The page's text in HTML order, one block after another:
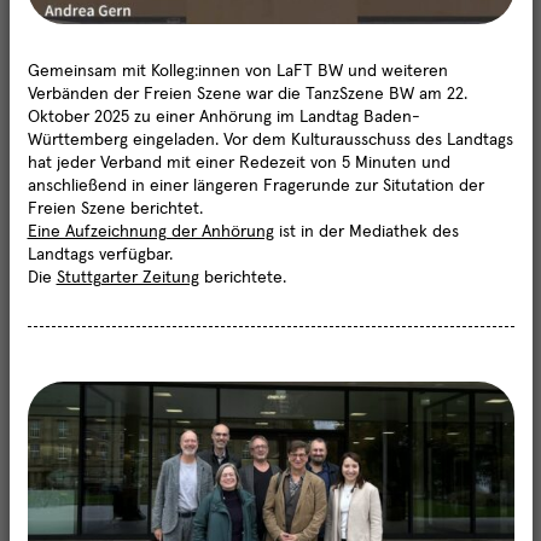
Satzung
Aktivitäten
Projekte
Tanz in der Fläche
Choreografische Residenzen K3 Hamburg - Bewerbungsfrist
08.06.2026
Gastspielförderung Deutschland-Frankreich, bewerben bis
30.6.2026
08.06.2026
Open Call: Inter-Actions, Heidelberg - Call for professional dancers
(Frist 21.6.26)
15.04.2026
Welttanztag 29. April 2026 - Aufruf des DTD für Beiträge
Open Call Palatina Residenz, Frist 1. Mai 2026
10.02.2026
Chance Tanz: letzte Antragsfrist bis 2027 endet 31.3.2026
28.01.2026
Offenes Labor für Professionals - Shibui Collective Freiburg
Termine
Fachtag "Tanz und Care" in
Community Tagungen und Symposien
Veranstaltungen
Workshops und Fortbildungen
Gemeinsam mit Kolleg:innen von LaFT BW und weiteren
Verbänden der Freien Szene war die TanzSzene BW am 22.
Oktober 2025 zu einer Anhörung im Landtag Baden-
Württemberg eingeladen. Vor dem Kulturausschuss des Landtags
hat jeder Verband mit einer Redezeit von 5 Minuten und
anschließend in einer längeren Fragerunde zur Situtation der
Freien Szene berichtet.
Eine Aufzeichnung der Anhörungist in der Mediathek des
Landtags verfügbar.
Die Stuttgarter Zeitungberichtete.
Choreografen Compagnien
Freie Ensembles
4
7
7
Sie haben sich erfolgreich
für den TanzSzene Baden-
Württemberg Newsletter